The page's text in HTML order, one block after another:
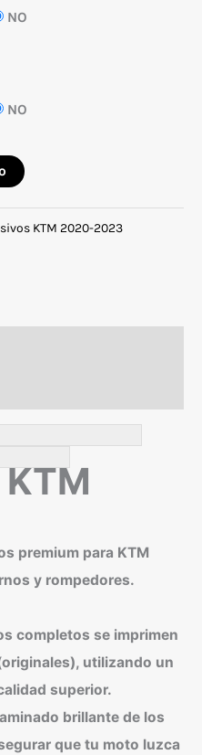
NO
NO
KTM 2020-2023
premium para KTM
y rompedores.
completos se imprimen
utilizando un
superior.
brillante de los
que tu moto luzca